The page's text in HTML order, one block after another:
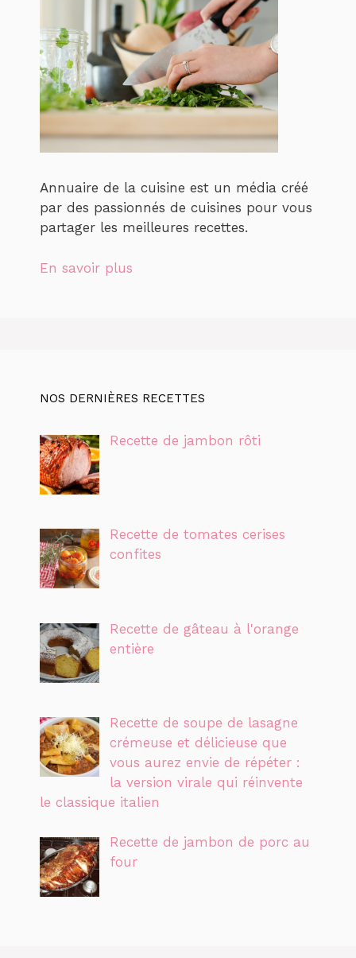
Annuaire de la cuisine est un média créé
par des passionnés de cuisines pour vous
partager les meilleures recettes.
En savoir plus
NOS DERNIÈRES RECETTES
Recette de jambon rôti
Recette de tomates cerises
confites
Recette de gâteau à l'orange
entière
Recette de soupe de lasagne
crémeuse et délicieuse que
vous aurez envie de répéter :
la version virale qui réinvente
le classique italien
Recette de jambon de porc au
four